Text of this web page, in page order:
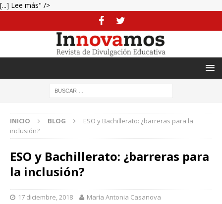
[...] Lee más" />
INICIO BLOG
ESO y Bachillerato: ¿barreras para la
inclusión?
ESO y Bachillerato: ¿barreras para
la inclusión?
17 diciembre, 2018 María Antonia Casanova